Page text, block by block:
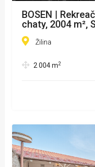
BOSEN |
chaty, 2004 m²,
Žilina
2 004m2